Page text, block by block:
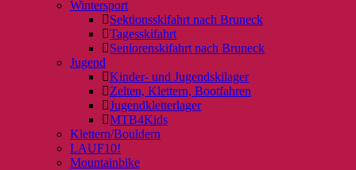
Wintersport
Sektionsskifahrt nach Bruneck
Tagesskifahrt
Seniorenskifahrt nach Bruneck
Jugend
Kinder- und Jugendskilager
Zelten, Klettern, Bootfahren
Jugendkletterlager
MTB4Kids
Klettern/Bouldern
LAUF10!
Mountainbike